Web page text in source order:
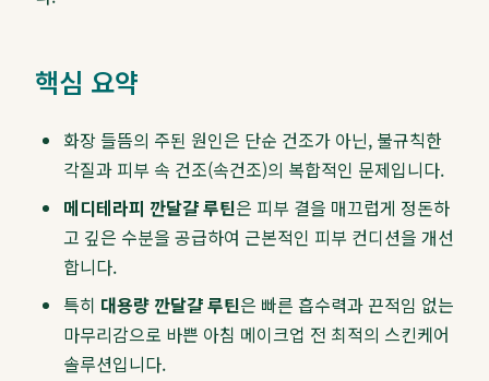
핵심 요약
화장 들뜸의 주된 원인은 단순 건조가 아닌, 불규칙한
각질과 피부 속 건조(속건조)의 복합적인 문제입니다.
메디테라피 깐달걀 루틴은 피부 결을 매끄럽게 정돈하
고 깊은 수분을 공급하여 근본적인 피부 컨디션을 개선
합니다.
특히 대용량 깐달걀 루틴은 빠른 흡수력과 끈적임 없는
마무리감으로 바쁜 아침 메이크업 전 최적의 스킨케어
솔루션입니다.